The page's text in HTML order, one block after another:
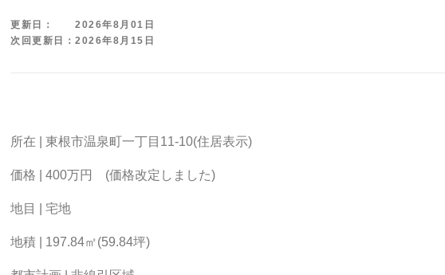
更新日： 2026年8月01日
次回更新日：2026年8月15日
所在 | 東根市温泉町一丁目11-10(住居表示)
価格 | 400万円 (価格改定しました)
地目 | 宅地
地積 | 197.84㎡(59.84坪)